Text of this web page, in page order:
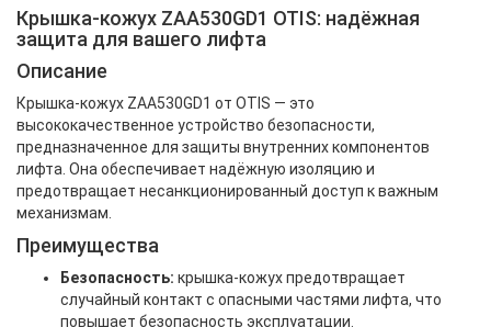
Крышка-кожух ZAA530GD1 OTIS: надёжная
защита для вашего лифта
Описание
Крышка-кожух ZAA530GD1 от OTIS — это
высококачественное устройство безопасности,
предназначенное для защиты внутренних компонентов
лифта. Она обеспечивает надёжную изоляцию и
предотвращает несанкционированный доступ к важным
механизмам.
Преимущества
Безопасность: крышка-кожух предотвращает
случайный контакт с опасными частями лифта, что
повышает безопасность эксплуатации.